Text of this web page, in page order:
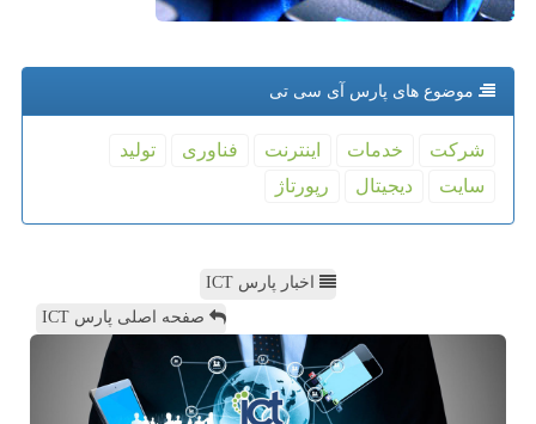
موضوع های پارس آی سی تی
شركت خدمات اینترنت فناوری
تولید
سایت
دیجیتال رپورتاژ
اخبار پارس ICT
صفحه اصلی پارس ICT